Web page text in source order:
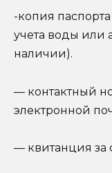
-копия
учета воды или
наличии).
— контактный
электронной
— квитанция за